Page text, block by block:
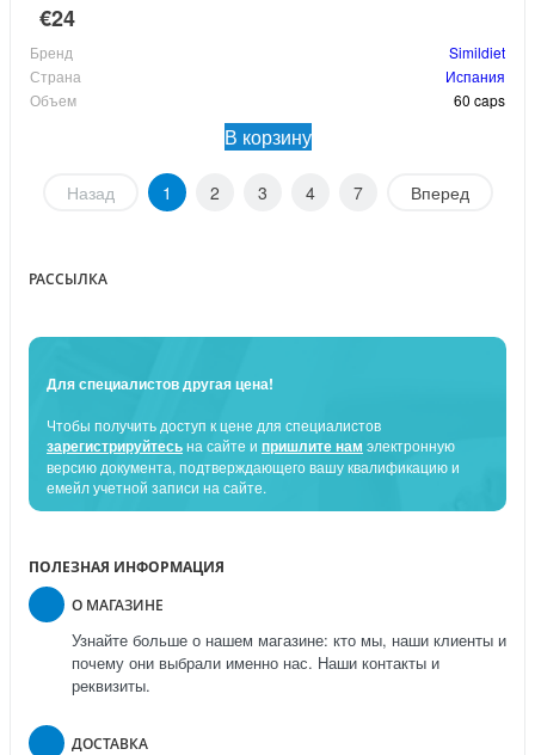
€24
Бренд
Simildiet
Страна
Испания
Объем
60 caps
В корзину
Назад 1 2 3 4 7 Вперед
РАССЫЛКА
Для специалистов другая цена!
Чтобы получить доступ к цене для специалистов
зарегистрируйтесьна сайте и пришлите нам электронную
версию документа, подтверждающего вашу квалификацию и
емейл учетной записи на сайте.
ПОЛЕЗНАЯ ИНФОРМАЦИЯ
О МАГАЗИНЕ
Узнайте больше о нашем магазине: кто мы, наши клиенты и
почему они выбрали именно нас. Наши контакты и
реквизиты.
ДОСТАВКА